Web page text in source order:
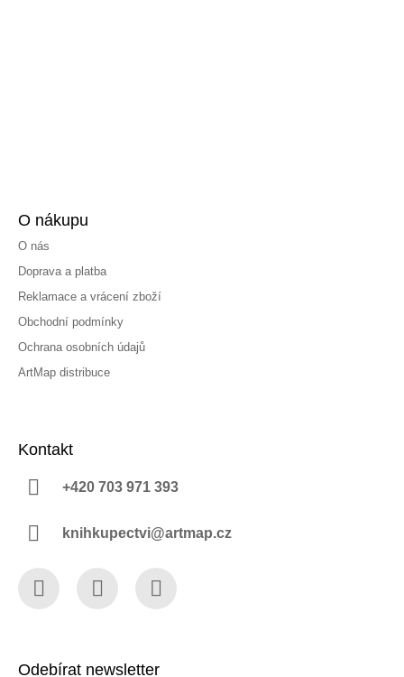
O nákupu
O nás
Doprava a platba
Reklamace a vrácení zboží
Obchodní podmínky
Ochrana osobních údajů
ArtMap distribuce
Kontakt
+420 703 971 393
knihkupectvi@artmap.cz
Odebírat newsletter